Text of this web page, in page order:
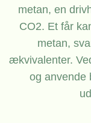
metan, en
CO2. Et får
metan,
ækvivalenter.
og anvende